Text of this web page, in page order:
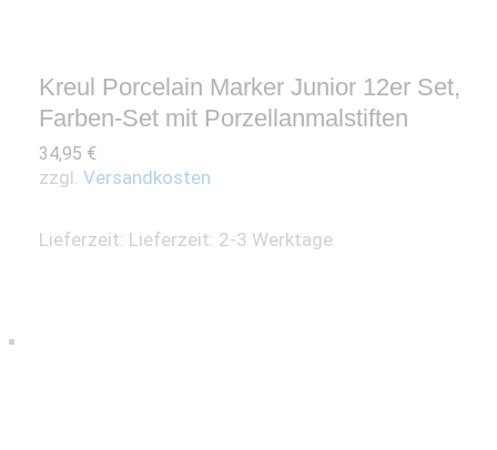
Kreul Porcelain Marker Junior 12er Set,
Farben-Set mit Porzellanmalstiften
34,95 €
zzgl. Versandkosten
Lieferzeit: Lieferzeit: 2-3 Werktage